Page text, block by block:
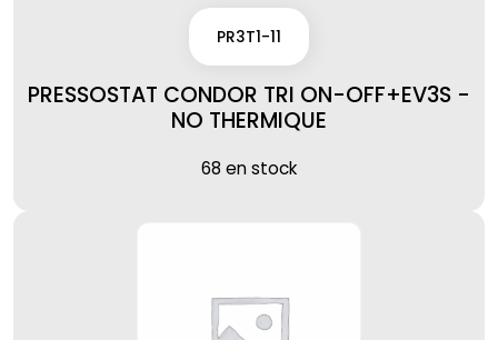
PR3T1-11
PRESSOSTAT CONDOR TRI ON-OFF+EV3S -
NO THERMIQUE
68 en stock